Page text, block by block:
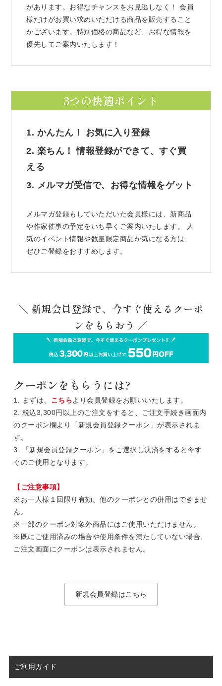
があります。お得なチャンスをお見逃しなく！ 会員
様だけがお買い求めいただける商品を販売すること
がございます。特別価格の商品など、お得な情報を
優先してご案内いたします！
3つの快適ポイント
1. かんたん！ お気に入り登録
2. 楽ちん！ 情報登録ができて、すぐ買
える
3. メルマガ受信で、お得な情報をゲット
メルマガ登録もしていただいた会員様には、新商品
や作家催事の予定をいち早くご案内いたします。 人
気のイベント情報や数量限定商品が気になる方は、
ぜひご登録をおすすめします。
＼ 新規会員登録で、今すぐ使えるクーポ
ンをもらおう ／
クーポンをもらうには?
1. まずは、 こちらより会員登録をお願いいたします。
2. 税込3,300円以上のご注文をすると、ご注文手続き画面内
のクーポン欄より「新規会員登録クーポン」が表示されま
す。
3. 「新規会員登録クーポン」をご選択し決済をすると今す
ぐのご使用となります。
【ご注意事項】
※お一人様１回限り有効、他のクーポンとの併用はできませ
ん。
※一部のクーポン対象外商品にはご使用いただけません。
※既にご使用済みの場合や使用条件を満たしていない場合、
ご注文画面にクーポンは表示されません。
新規会員登録はこちら
ご利用ガイド